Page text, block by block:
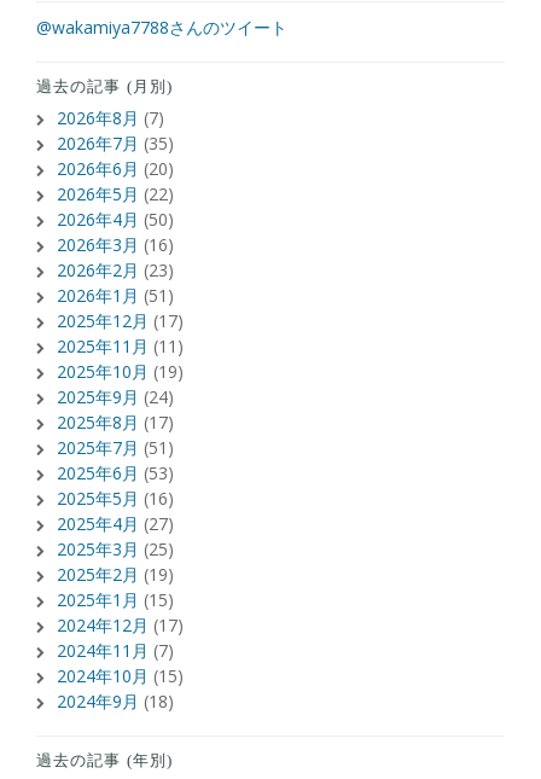
@wakamiya7788さんのツイート
過去の記事 (月別)
2026年8月 (7)
2026年7月 (35)
2026年6月 (20)
2026年5月 (22)
2026年4月 (50)
2026年3月 (16)
2026年2月 (23)
2026年1月 (51)
2025年12月 (17)
2025年11月 (11)
2025年10月 (19)
2025年9月 (24)
2025年8月 (17)
2025年7月 (51)
2025年6月 (53)
2025年5月 (16)
2025年4月 (27)
2025年3月 (25)
2025年2月 (19)
2025年1月 (15)
2024年12月 (17)
2024年11月 (7)
2024年10月 (15)
2024年9月 (18)
過去の記事 (年別)